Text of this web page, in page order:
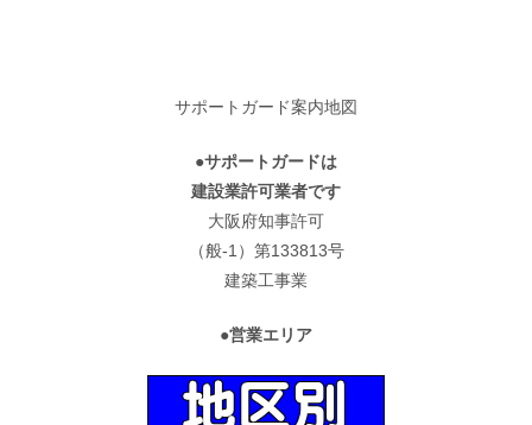
サポートガード案内地図
●サポートガードは
建設業許可業者です
大阪府知事許可
（般-1）第133813号
建築工事業
●営業エリア